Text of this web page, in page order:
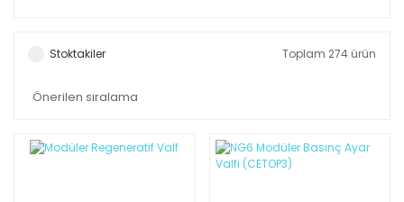
Stoktakiler Toplam 274 ürün